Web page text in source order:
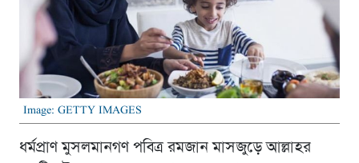
Image: GETTY IMAGES
ধর্মপ্রাণ মুসলমানগণ পবিত্র রমজান মাসজুড়ে আল্লাহর